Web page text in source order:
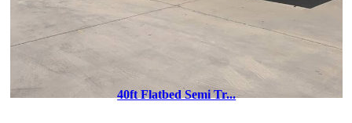
40ft Flatbed Semi Tr...